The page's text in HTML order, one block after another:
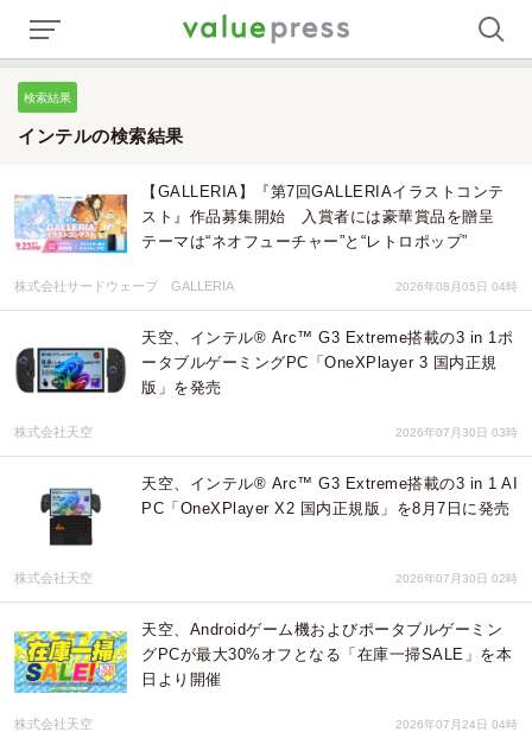
検索結果
インテルの検索結果
【GALLERIA】『第7回GALLERIAイラストコンテ
スト』作品募集開始 入賞者には豪華賞品を贈呈
テーマは“ネオフューチャー”と“レトロポップ”
株式会社サードウェーブ GALLERIA 2026年08月05日 04時
天空、インテル® Arc™ G3 Extreme搭載の3 in 1ポ
ータブルゲーミングPC「OneXPlayer 3 国内正規
版」を発売
株式会社天空 2026年07月30日 03時
天空、インテル® Arc™ G3 Extreme搭載の3 in 1 AI
PC「OneXPlayer X2 国内正規版」を8月7日に発売
株式会社天空 2026年07月30日 02時
天空、Androidゲーム機およびポータブルゲーミン
グPCが最大30%オフとなる「在庫一掃SALE」を本
日より開催
株式会社天空 2026年07月24日 04時